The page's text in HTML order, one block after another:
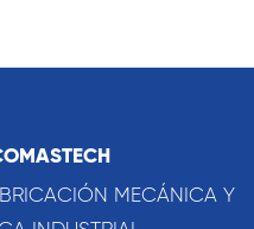
MECÁNICA Y